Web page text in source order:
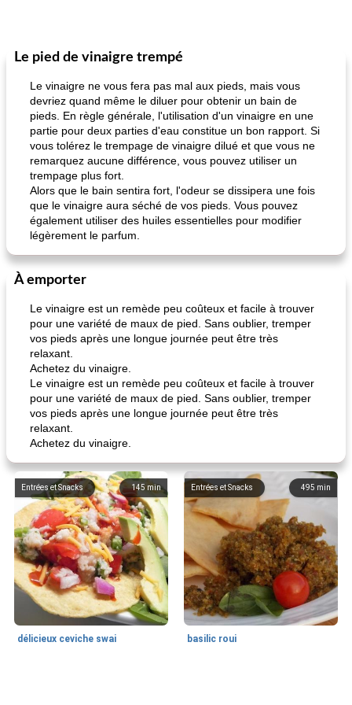
Le pied de vinaigre trempé
Le vinaigre ne vous fera pas mal aux pieds, mais vous
devriez quand même le diluer pour obtenir un bain de
pieds. En règle générale, l'utilisation d'un vinaigre en une
partie pour deux parties d'eau constitue un bon rapport. Si
vous tolérez le trempage de vinaigre dilué et que vous ne
remarquez aucune différence, vous pouvez utiliser un
trempage plus fort.
Alors que le bain sentira fort, l'odeur se dissipera une fois
que le vinaigre aura séché de vos pieds. Vous pouvez
également utiliser des huiles essentielles pour modifier
légèrement le parfum.
À emporter
Le vinaigre est un remède peu coûteux et facile à trouver
pour une variété de maux de pied. Sans oublier, tremper
vos pieds après une longue journée peut être très
relaxant.
Achetez du vinaigre.
Le vinaigre est un remède peu coûteux et facile à trouver
pour une variété de maux de pied. Sans oublier, tremper
vos pieds après une longue journée peut être très
relaxant.
Achetez du vinaigre.
145 min
Entrées et Snacks
délicieux ceviche swai
495 min
Entrées et Snacks
basilic roui